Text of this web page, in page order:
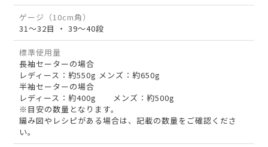
ゲージ（10cm角）
31～32目 ・ 39～40段
標準使用量
長袖セーターの場合
レディース：約550g メンズ：約650g
半袖セーターの場合
レディース：約400g メンズ：約500g
※目安の数量となります。
編み図やレシピがある場合は、記載の数量をご確認くださ
い。